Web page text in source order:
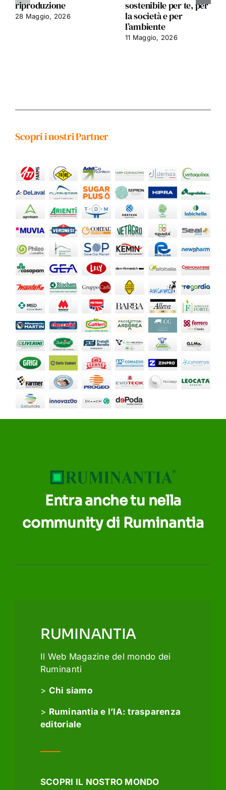
riproduzione
28 Maggio, 2026
sostenibile per te, per
la società e per
l’ambiente
11 Maggio, 2026
Scopri i nostri Partner
Entra anche tu nella
community di Ruminantia
RUMINANTIA
Il Web Magazine del mondo dei
Ruminanti
> Chi siamo
> Ruminantia e l’IA: trasparenza
editoriale
SCOPRI IL NOSTRO MONDO